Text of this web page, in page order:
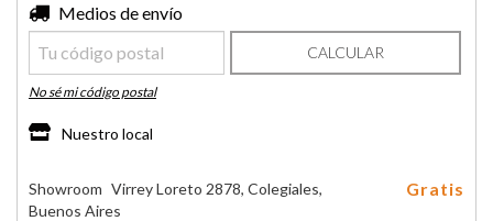
Entregas para el CP:
Medios de envío
CALCULAR
No sé mi código postal
Nuestro local
Showroom Virrey Loreto 2878, Colegiales,
Buenos Aires
Gratis